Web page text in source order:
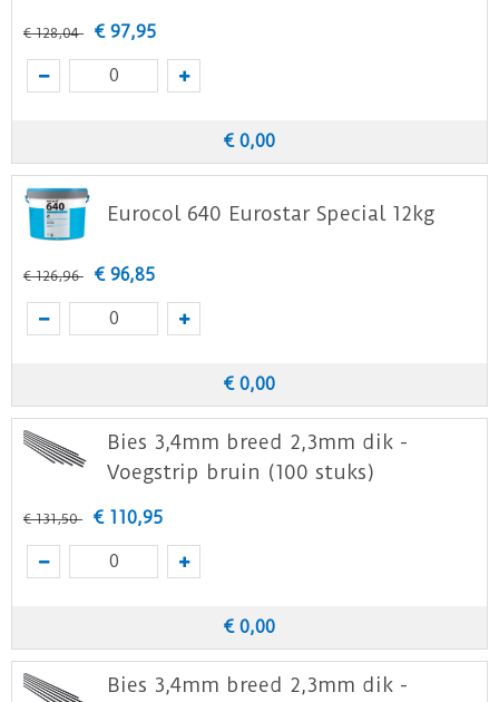
eindeloos!
Download hier de leginstructie.
de vloerverwarming informatie.
Download hier de onderhoudsinstructie.
Download hier de garantievoorwaarden.
Benieuwd hoe deze mFLOR PVC vloer bij jou
thuis past? Vraag
€ 128,04 € 97,95
€ 0,00
Eurocol 640 Eurostar Special 12kg
€ 126,96 € 96,85
€ 0,00
Bies 3,4mm breed 2,3mm dik -
Voegstrip bruin (100 stuks)
€ 131,50 € 110,95
€ 0,00
Bies 3,4mm breed 2,3mm dik -